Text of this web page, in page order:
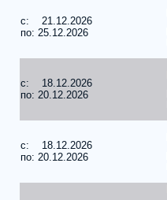
c: 21.12.2026
по: 25.12.2026
c: 18.12.2026
по: 20.12.2026
c: 18.12.2026
по: 20.12.2026